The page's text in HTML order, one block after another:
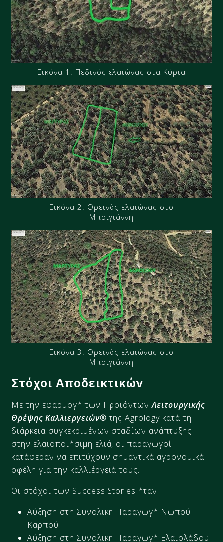
Εικόνα 1. Πεδινός ελαιώνας στα Κύρια
Εικόνα 2. Ορεινός ελαιώνας στο
Μπριγιάννη
Εικόνα 3. Ορεινός ελαιώνας στο
Μπριγιάννη
Στόχοι Αποδεικτικών
Με την εφαρμογή των ΠροϊόντωνΛειτουργικής
Θρέψης Καλλιεργειών® της Agrology κατά τη
διάρκεια συγκεκριμένων σταδίων ανάπτυξης
στην ελαιοποιήσιμη ελιά, οι παραγωγοί
κατάφεραν να επιτύχουν σημαντικά αγρονομικά
οφέλη για την καλλιέργειά τους.
Οι στόχοι των Success Stories ήταν:
Αύξηση στη Συνολική Παραγωγή Νωπού
Καρπού
Αύξηση στη Συνολική Παραγωγή Ελαιολάδου